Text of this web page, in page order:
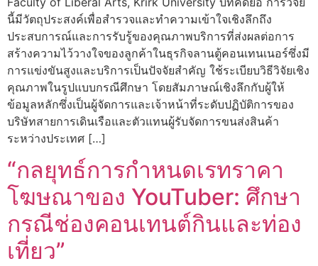
นี้มีวัตถุประสงค์เพื่อสำรวจและทำความเข้าใจเชิงลึกถึง
ประสบการณ์และการรับรู้ของคุณภาพบริการที่ส่งผลต่อการ
สร้างความไว้วางใจของลูกค้าในธุรกิจลานตู้คอนเทนเนอร์ซึ่งมี
การแข่งขันสูงและบริการเป็นปัจจัยสำคัญ ใช้ระเบียบวิธีวิจัยเชิง
คุณภาพในรูปแบบกรณีศึกษา โดยสัมภาษณ์เชิงลึกกับผู้ให้
ข้อมูลหลักซึ่งเป็นผู้จัดการและเจ้าหน้าที่ระดับปฏิบัติการของ
บริษัทสายการเดินเรือและตัวแทนผู้รับจัดการขนส่งสินค้า
ระหว่างประเทศ […]
“กลยุทธ์การกำหนดเรทราคา
โฆษณาของ YouTuber: ศึกษา
กรณีช่องคอนเทนต์กินและท่อง
เที่ยว”